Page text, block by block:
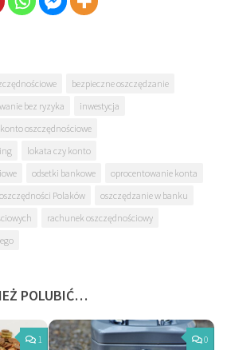
bezpieczne oszczędzanie
bez ryzyka
inwestycja
konto oszczędnościowe
lokata czy konto
odsetki bankowe
oprocentowanie konta
oszczędności Polaków
oszczędzanie w banku
rachunek oszczędnościowy
POLUBIĆ…
1 0